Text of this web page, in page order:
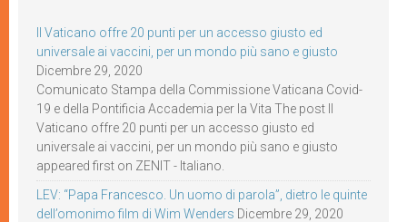
Il Vaticano offre 20 punti per un accesso giusto ed
universale ai vaccini, per un mondo più sano e giusto
Dicembre 29, 2020
Comunicato Stampa della Commissione Vaticana Covid-
19 e della Pontificia Accademia per la Vita The post Il
Vaticano offre 20 punti per un accesso giusto ed
universale ai vaccini, per un mondo più sano e giusto
appeared first on ZENIT - Italiano.
LEV: “Papa Francesco. Un uomo di parola”, dietro le quinte
dell’omonimo film di Wim Wenders Dicembre 29, 2020